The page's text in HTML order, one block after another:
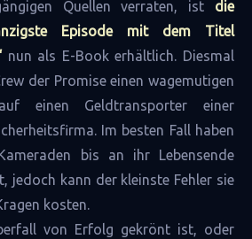
Quellen verraten, ist die
Episode mit dem Titel
nun als E-Book erhältlich. Diesmal
der Promise einen wagemutigen
einen Geldtransporter einer
Im besten Fall haben
bis an ihr Lebensende
jedoch kann der kleinste Fehler sie
kosten.
von Erfolg gekrönt ist, oder